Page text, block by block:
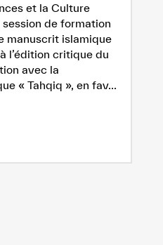
et la Culture
session de formation
manuscrit islamique
l’édition critique du
avec la
« Tahqiq », en fav...